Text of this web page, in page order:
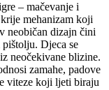
– mačevanje i
mehanizam koji
neobičan dizajn čini
Djeca se
neočekivane blizine.
zamahe, padove
viteze koji ljeti biraju